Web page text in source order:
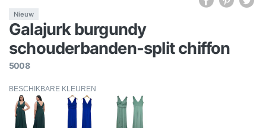
Nieuw
Galajurk burgundy
schouderbanden-split chiffon
5008
BESCHIKBARE KLEUREN